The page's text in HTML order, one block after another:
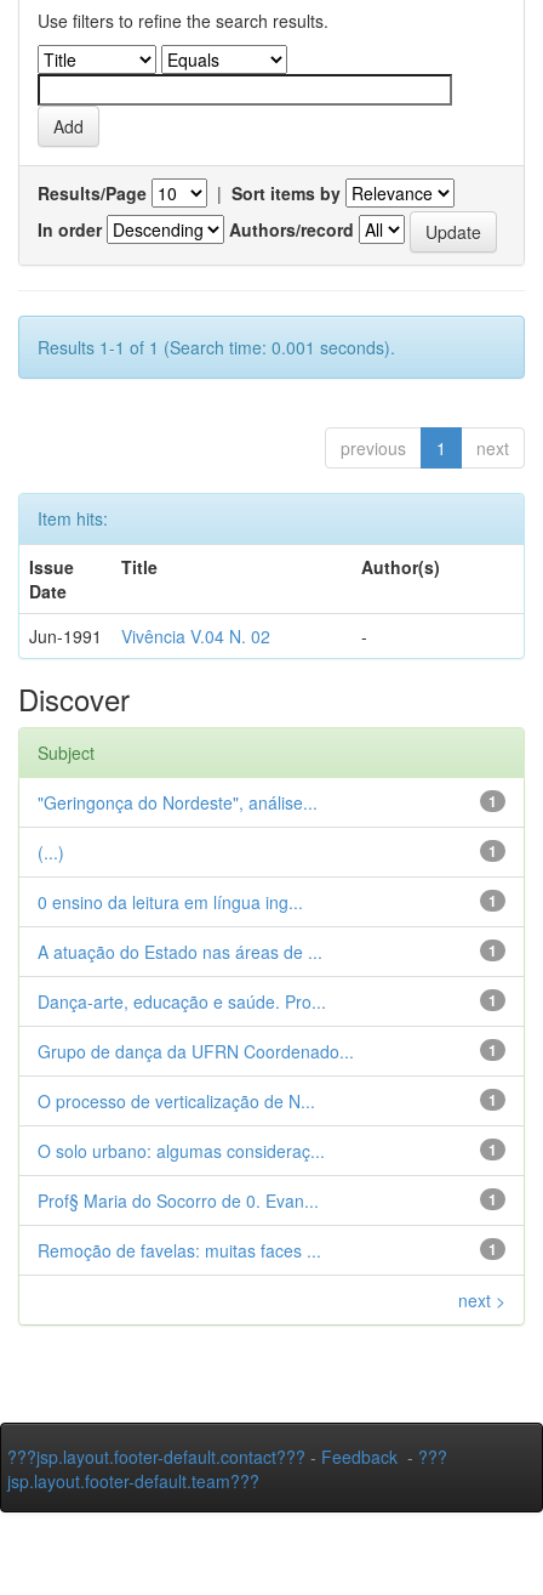
Use filters to refine the search results.
Results/Page | Sort items by
In order
Authors/record
Results 1-1 of 1 (Search time: 0.001 seconds).
previous 1 next
Item hits:
Issue
Date
Title Author(s)
Jun-1991 Vivência V.04 N. 02 -
Discover
Subject
1
"Geringonça do Nordeste", análise...
1
(...)
1
0 ensino da leitura em língua ing...
1
A atuação do Estado nas áreas de ...
1
Dança-arte, educação e saúde. Pro...
1
Grupo de dança da UFRN Coordenado...
1
O processo de verticalização de N...
1
O solo urbano: algumas consideraç...
1
Prof§ Maria do Socorro de 0. Evan...
1
Remoção de favelas: muitas faces ...
next >
???jsp.layout.footer-default.contact??? - Feedback - ???
jsp.layout.footer-default.team???